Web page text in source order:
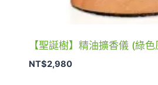
【聖誕樹】精油擴香儀 (綠色
NT$2,980